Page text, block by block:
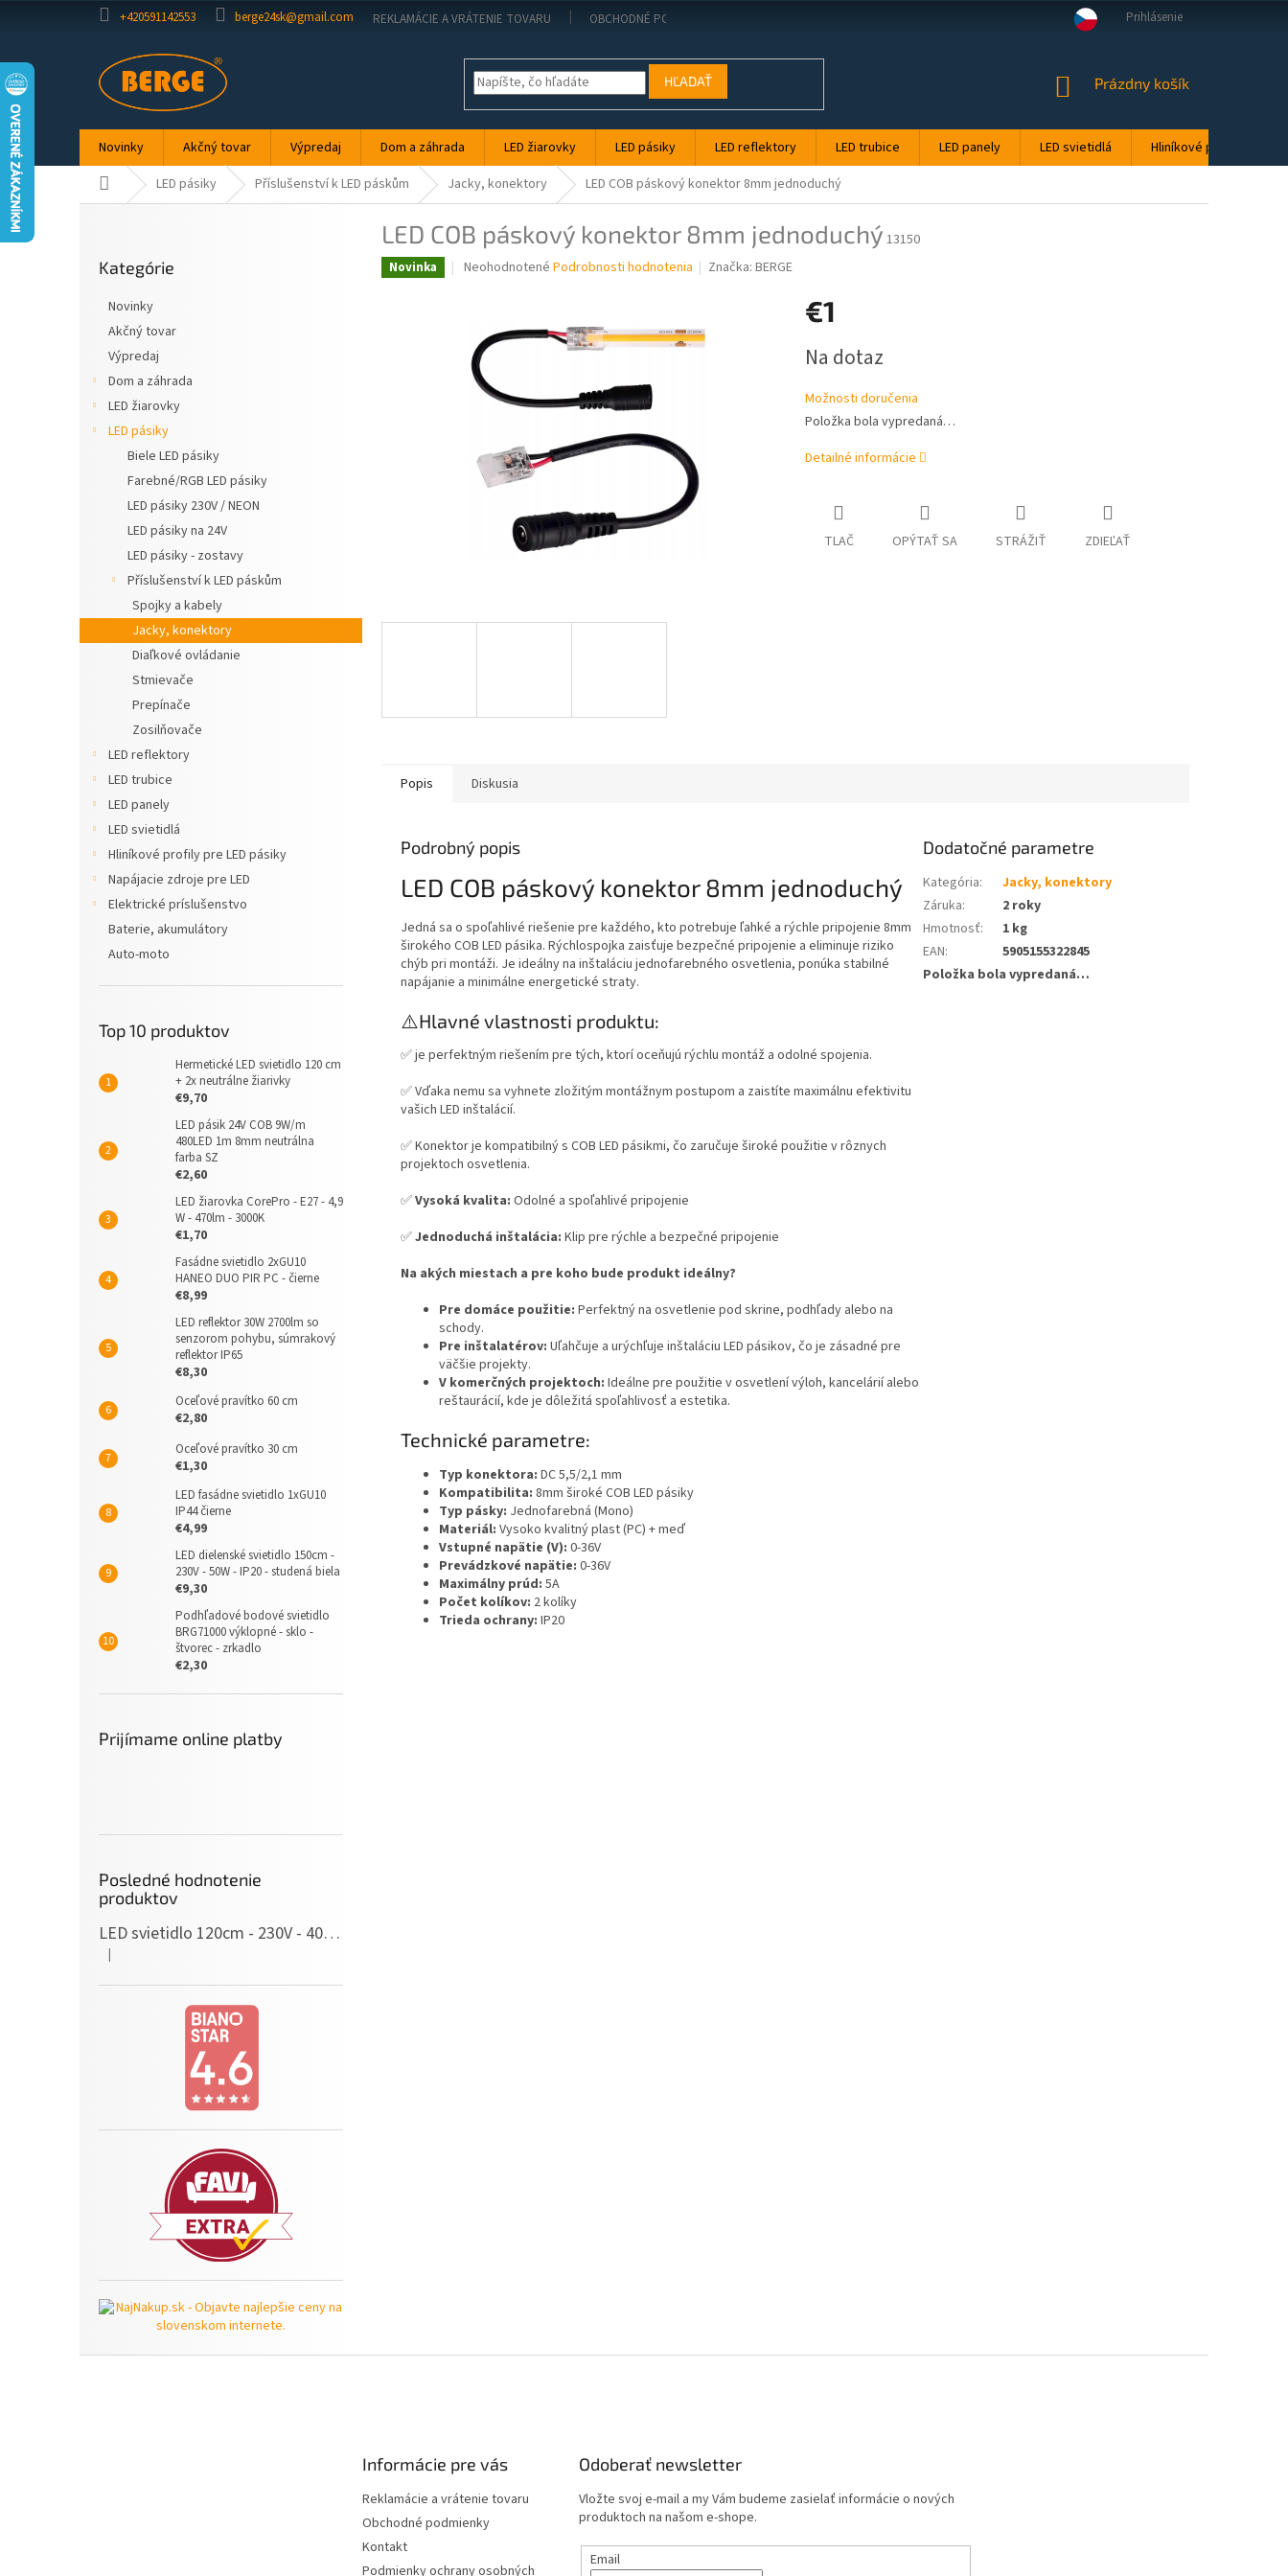
+420591142553 berge24sk@gmail.com REKLAMÁCIE A VRÁTENIE TOVARU OBCHODNÉ PODMIENKY TEPLOTA FARIEB: STUDENÁ,
Prihlásenie
HĽADAŤ
NÁKUPNÝ
Prázdny košík
Novinky Akčný tovar Výpredaj Dom a záhrada LED žiarovky LED pásiky LED reflektory LED trubice LED panely LED svietidlá
Hliníkové profily pre
DomovLED pásiky Příslušenství k LED páskům Jacky, konektory LED COB páskový konektor 8mm jednoduchý
kategórie
Kategórie
Novinky
Akčný tovar
Výpredaj
Dom a záhrada
LED žiarovky
LED pásiky
Biele LED pásiky
Farebné/RGB LED pásiky
LED pásiky 230V / NEON
LED pásiky na 24V
LED pásiky - zostavy
Příslušenství k LED páskům
Spojky a kabely
Jacky, konektory
Diaľkové ovládanie
Stmievače
Prepínače
Zosilňovače
LED reflektory
LED trubice
LED panely
LED svietidlá
Hliníkové profily pre LED pásiky
Napájacie zdroje pre LED
Elektrické príslušenstvo
Baterie, akumulátory
Auto-moto
Top 10 produktov
Hermetické LED svietidlo 120 cm
+ 2x neutrálne žiarivky
€9,70
LED pásik 24V COB 9W/m
480LED 1m 8mm neutrálna
farba SZ
€2,60
LED žiarovka CorePro - E27 - 4,9
W - 470lm - 3000K
€1,70
Fasádne svietidlo 2xGU10
HANEO DUO PIR PC - čierne
€8,99
LED reflektor 30W 2700lm so
senzorom pohybu, súmrakový
reflektor IP65
€8,30
Oceľové pravítko 60 cm
€2,80
Oceľové pravítko 30 cm
€1,30
LED fasádne svietidlo 1xGU10
IP44 čierne
€4,99
LED dielenské svietidlo 150cm -
230V - 50W - IP20 - studená biela
€9,30
Podhľadové bodové svietidlo
BRG71000 výklopné - sklo -
štvorec - zrkadlo
€2,30
Prijímame online platby
Posledné hodnotenie
produktov
LED svietidlo 120cm - 230V - 40W - IP20 - neutrálna biela
Hodnotenie produktu je 5 z 5 hviezdičiek.
|
LED COB páskový konektor 8mm jednoduchý 13150
Novinka
Priemerné
0,0
hviezdičiek.
Neohodnotené Podrobnosti hodnotenia Značka:BERGE
€1
cena:
Na dotaz
Možnosti doručenia
Položka bola vypredaná…
Detailné informácie
TLAČ OPÝTAŤ SA STRÁŽIŤ ZDIEĽAŤ
Popis Diskusia
Podrobný popis
LED COB páskový konektor 8mm jednoduchý
Jedná sa o spoľahlivé riešenie pre každého, kto potrebuje ľahké a rýchle pripojenie 8mm
širokého COB LED pásika. Rýchlospojka zaisťuje bezpečné pripojenie a eliminuje riziko
chýb pri montáži. Je ideálny na inštaláciu jednofarebného osvetlenia, ponúka stabilné
napájanie a minimálne energetické straty.
⚠️Hlavné vlastnosti produktu:
✅ je perfektným riešením pre tých, ktorí oceňujú rýchlu montáž a odolné spojenia.
✅ Vďaka nemu sa vyhnete zložitým montážnym postupom a zaistíte maximálnu efektivitu
vašich LED inštalácií.
✅ Konektor je kompatibilný s COB LED pásikmi, čo zaručuje široké použitie v rôznych
projektoch osvetlenia.
✅Vysoká kvalita: Odolné a spoľahlivé pripojenie
✅Jednoduchá inštalácia: Klip pre rýchle a bezpečné pripojenie
Na akých miestach a pre koho bude produkt ideálny?
Pre domáce použitie: Perfektný na osvetlenie pod skrine, podhľady alebo na
schody.
Pre inštalatérov: Uľahčuje a urýchľuje inštaláciu LED pásikov, čo je zásadné pre
väčšie projekty.
V komerčných projektoch: Ideálne pre použitie v osvetlení výloh, kancelárií alebo
reštaurácií, kde je dôležitá spoľahlivosť a estetika.
Technické parametre:
Typ konektora: DC 5,5/2,1 mm
Kompatibilita: 8mm široké COB LED pásiky
Typ pásky: Jednofarebná (Mono)
Materiál: Vysoko kvalitný plast (PC) + meď
Vstupné napätie (V): 0-36V
Prevádzkové napätie: 0-36V
Maximálny prúd: 5A
Počet kolíkov: 2 kolíky
Trieda ochrany: IP20
Dodatočné parametre
Kategória:
Jacky, konektory
Záruka:
2 roky
Hmotnosť:
1 kg
EAN:
5905155322845
Položka bola vypredaná…
Informácie pre vás
Reklamácie a vrátenie tovaru
Obchodné podmienky
Kontakt
Podmienky ochrany osobných
Odoberať newsletter
Vložte svoj e-mail a my Vám budeme zasielať informácie o nových
produktoch na našom e-shope.
Email